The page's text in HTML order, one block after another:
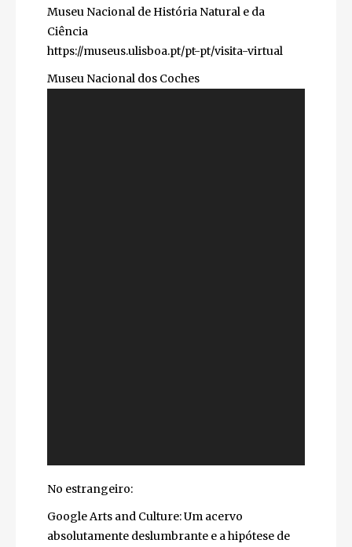
Museu Nacional de História Natural e da
Ciência
https://museus.ulisboa.pt/pt-pt/visita-virtual
Museu Nacional dos Coches
No estrangeiro:
Google Arts and Culture: Um acervo
absolutamente deslumbrante e a hipótese de